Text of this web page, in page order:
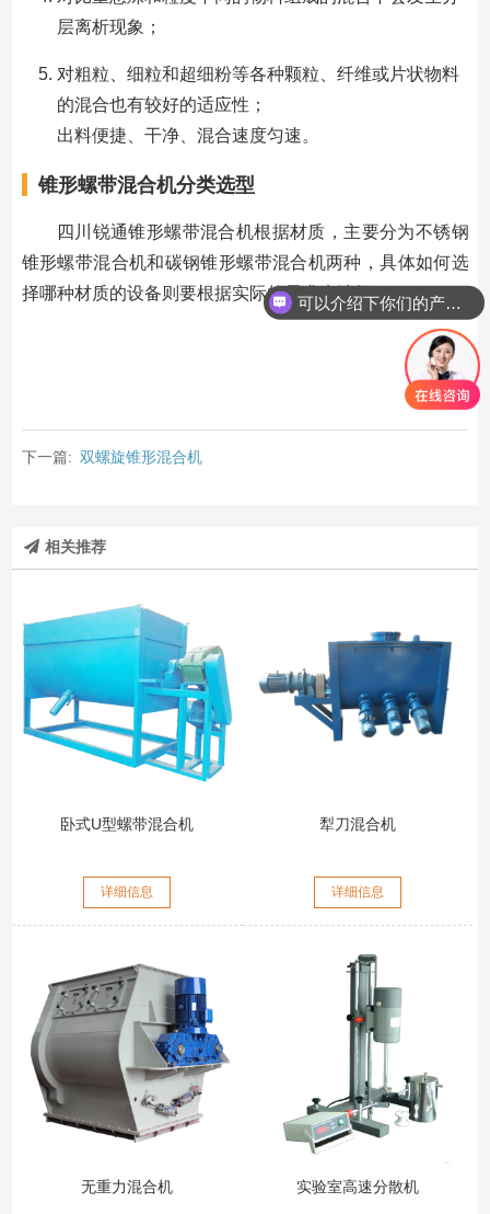
层离析现象；
对粗粒、细粒和超细粉等各种颗粒、纤维或片状物料
的混合也有较好的适应性；
出料便捷、干净、混合速度匀速。
锥形螺带混合机分类选型
四川锐通锥形螺带混合机根据材质，主要分为不锈钢
锥形螺带混合机和碳钢锥形螺带混合机两种，具体如何选
择哪种材质的设备则要根据实际的需求来选择。
下一篇: 双螺旋锥形混合机
相关推荐
卧式U型螺带混合机
详细信息
犁刀混合机
详细信息
无重力混合机 实验室高速分散机
可以介绍下你们的产品么？